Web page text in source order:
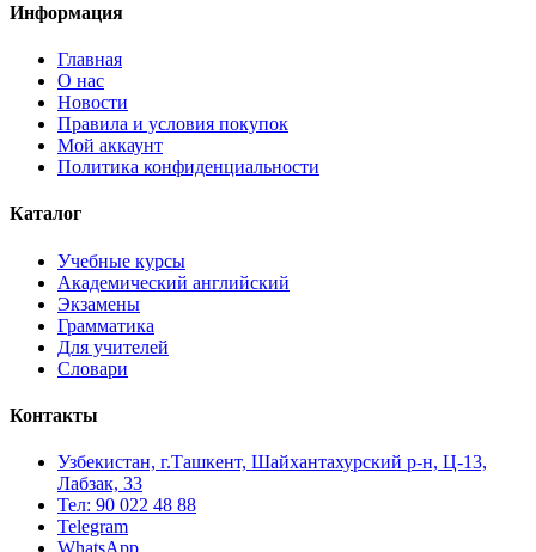
Информация
Главная
О нас
Новости
Правила и условия покупок
Мой аккаунт
Политика конфиденциальности
Каталог
Учебные курсы
Академический английский
Экзамены
Грамматика
Для учителей
Словари
Контакты
Узбекистан, г.Ташкент, Шайхантахурский р-н, Ц-13,
Лабзак, 33
Тел: 90 022 48 88
Telegram